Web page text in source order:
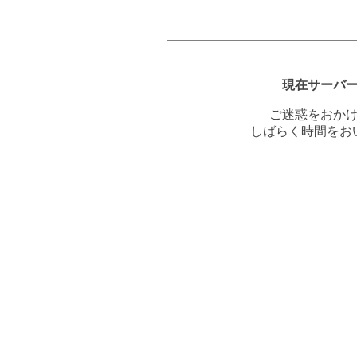
現在サーバ
ご迷惑をおか
しばらく時間を